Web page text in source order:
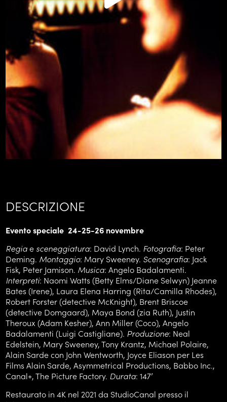
DESCRIZIONE
Evento speciale 24-25-26 novembre
Regiae sceneggiatura: David Lynch. Fotografia: Peter
Deming. Montaggio: Mary Sweeney. Scenografia: Jack
Fisk, Peter Jamison. Musica: Angelo Badalamenti.
Interpreti: Naomi Watts (Betty Elms/Diane Selwyn) Jeanne
Bates (Irene), Laura Elena Harring (Rita/Camilla Rhodes),
Robert Forster (detective McKnight), Brent Briscoe
(detective Domgaard), Maya Bond (zia Ruth), Justin
Theroux (Adam Kesher), Ann Miller (Coco), Angelo
Badalamenti (Luigi Castigliane). Produzione: Neal
Edelstein, Mary Sweeney, Tony Krantz, Michael Polaire,
Alain Sarde con John Wentworth, Joyce Eliason per Les
Films Alain Sarde, Asymmetrical Productions, Babbo Inc.,
Canal+, The Picture Factory. Durata: 147’
Restaurato in 4K nel 2021 da StudioCanal presso il